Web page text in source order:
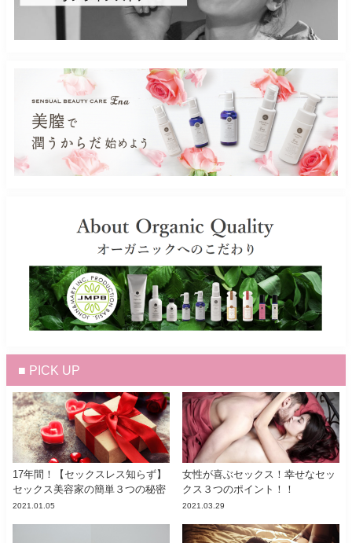
■ PICK UP
17年間！【セックスレス知らず】
セックス美容家の簡単３つの秘密
2021.01.05
女性が喜ぶセックス！幸せなセッ
クス３つのポイント！！
2021.03.29